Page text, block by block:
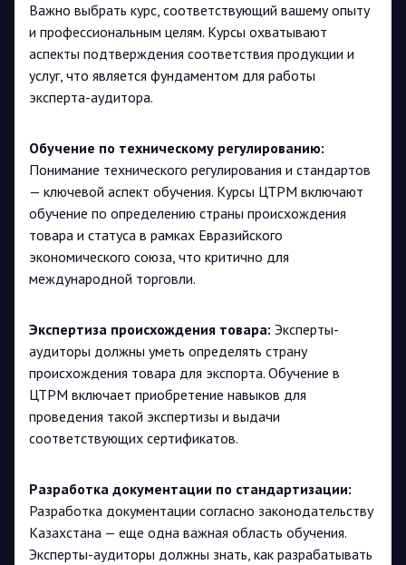
Важно выбрать курс, соответствующий вашему опыту
и профессиональным целям. Курсы охватывают
аспекты подтверждения соответствия продукции и
услуг, что является фундаментом для работы
эксперта-аудитора​​.
Обучение по техническому регулированию:
Понимание технического регулирования и стандартов
— ключевой аспект обучения. Курсы ЦТРМ включают
обучение по определению страны происхождения
товара и статуса в рамках Евразийского
экономического союза, что критично для
международной торговли​​.
Экспертиза происхождения товара: Эксперты-
аудиторы должны уметь определять страну
происхождения товара для экспорта. Обучение в
ЦТРМ включает приобретение навыков для
проведения такой экспертизы и выдачи
соответствующих сертификатов​​.
Разработка документации по стандартизации:
Разработка документации согласно законодательству
Казахстана — еще одна важная область обучения.
Эксперты-аудиторы должны знать, как разрабатывать